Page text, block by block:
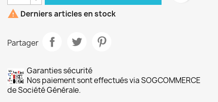
 Derniers articles en stock
Partager
Garanties sécurité
Nos paiement sont effectués via SOGCOMMERCE
de Société Générale.